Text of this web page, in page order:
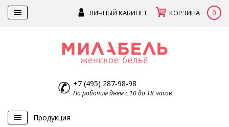
ЛИЧНЫЙ КАБИНЕТ КОРЗИНА 0
+7 (495) 287-98-98
По рабочим дням с 10 до 18 часов
Продукция